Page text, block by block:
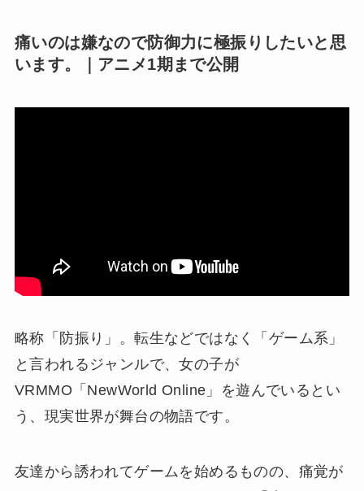
痛いのは嫌なので防御力に極振りしたいと思
います。｜アニメ1期まで公開
略称「防振り」。転生などではなく「ゲーム系」
と言われるジャンルで、女の子が
VRMMO「NewWorld Online」を遊んでいるとい
う、現実世界が舞台の物語です。
友達から誘われてゲームを始めるものの、痛覚が